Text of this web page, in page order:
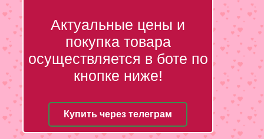
Актуальные цены и
покупка товара
осуществляется в боте по
кнопке ниже!
Купить через телеграм